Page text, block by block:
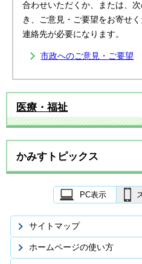
合わせいただくか、または、
き、ご意見・ご要望をお寄せ
連絡先が必要になります。
市政へのご意見・ご要望
医療・福祉
かみすトピックス
PC表示
サイトマップ
ホームページの使い方